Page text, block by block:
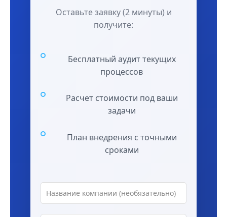
Оставьте заявку (2 минуты) и
получите:
Бесплатный аудит текущих
процессов
Расчет стоимости под ваши
задачи
План внедрения с точными
сроками